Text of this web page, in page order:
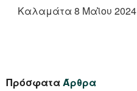
Καλαμάτα 8 Μαῒου 2024
ΠρόσφαταΆρθρα